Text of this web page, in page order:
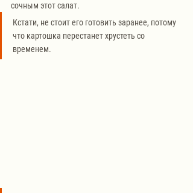
сочным этот салат.
Кстати, не стоит его готовить заранее, потому
что картошка перестанет хрустеть со
временем.